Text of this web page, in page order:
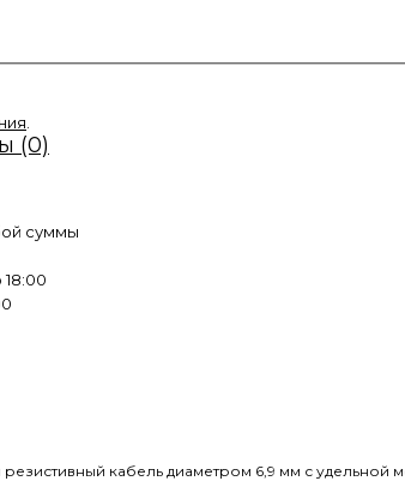
(0)
суммы
резистивный кабель диаметром 6,9 мм с